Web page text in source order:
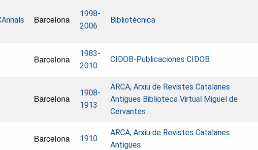
Barcelona
1998-
2006
Bibliotècnica
Barcelona
1983-
2010
CIDOB-Publicaciones CIDOB
Barcelona
1908-
1913
ARCA, Arxiu de Revistes Catalanes
Antigues Biblioteca Virtual Miguel de
Cervantes
Barcelona 1910
ARCA, Arxiu de Revistes Catalanes
Antigues